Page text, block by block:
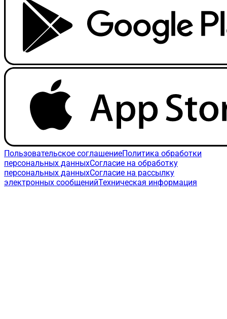
Пользовательское соглашениеПолитика обработки
персональных данныхСогласие на обработку
персональных данныхСогласие на рассылку
электронных сообщенийТехническая информация